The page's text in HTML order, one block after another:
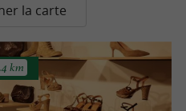
la carte
km